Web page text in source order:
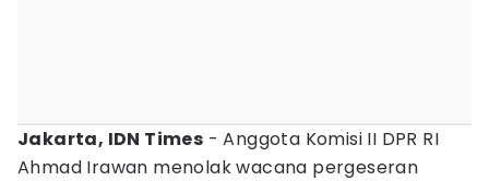
Jakarta, IDN Times - Anggota Komisi II DPR RI
Ahmad Irawan menolak wacana pergeseran